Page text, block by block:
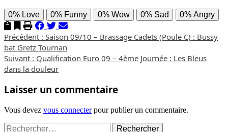
0% Love 0% Funny 0% Wow 0% Sad 0% Angry
Navigation
d’article
Précédent : Saison 09/10 – Brassage Cadets (Poule C) : Bussy
bat Gretz Tournan
Suivant : Qualification Euro 09 – 4ème Journée : Les Bleus
dans la douleur
Laisser un commentaire
Vous devez vous connecterpour publier un commentaire.
Rechercher :